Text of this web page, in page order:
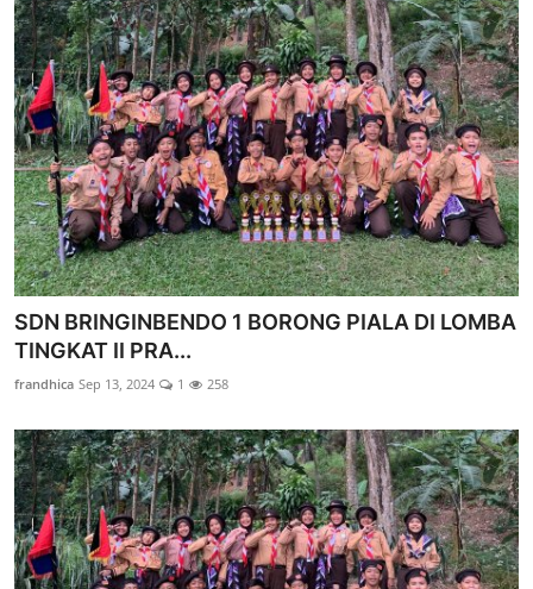
SDN BRINGINBENDO 1 BORONG PIALA DI LOMBA
TINGKAT II PRA...
frandhica Sep 13, 2024 1 258